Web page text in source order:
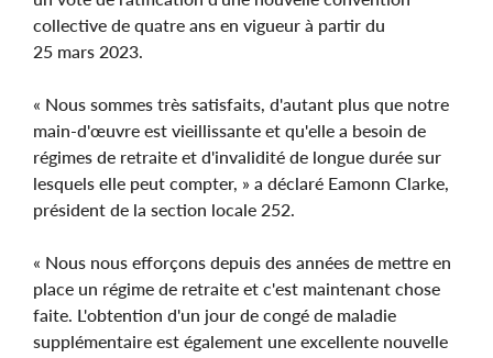
collective de quatre ans en vigueur à partir du
25 mars 2023.
« Nous sommes très satisfaits, d'autant plus que notre
main-d'œuvre est vieillissante et qu'elle a besoin de
régimes de retraite et d'invalidité de longue durée sur
lesquels elle peut compter, » a déclaré Eamonn Clarke,
président de la section locale 252.
« Nous nous efforçons depuis des années de mettre en
place un régime de retraite et c'est maintenant chose
faite. L'obtention d'un jour de congé de maladie
supplémentaire est également une excellente nouvelle